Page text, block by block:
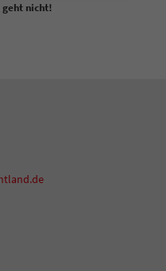
geht nicht!